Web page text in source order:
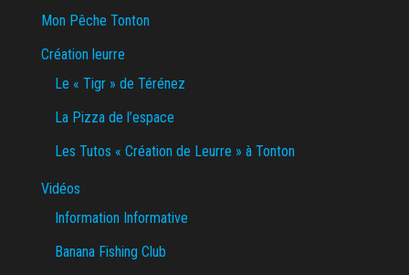
Mon Pêche Tonton
Création leurre
Le « Tigr » de Térénez
La Pizza de l’espace
Les Tutos « Création de Leurre » à Tonton
Vidéos
Information Informative
Banana Fishing Club